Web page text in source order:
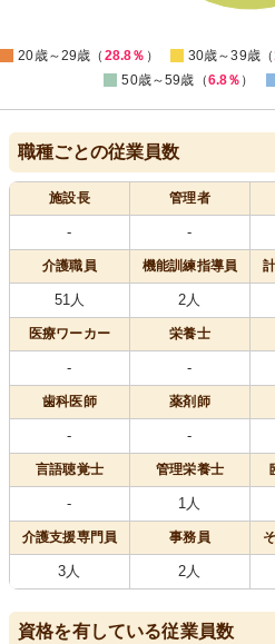
20歳～29歳（ 28.8％ ） 30歳～39歳（
50歳～59歳（6.8％ ）
職種ごとの従業員数
施設長 管理者
- -
介護職員 機能訓練指導員
51人 2人
医療ワーカー 栄養士
- -
歯科医師 薬剤師
- -
言語聴覚士 管理栄養士
- 1人
介護支援専門員 事務員
3人 2人
資格を有している従業員数